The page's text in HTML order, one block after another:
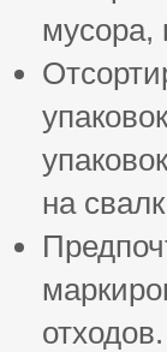
мусора,
на
отходов.